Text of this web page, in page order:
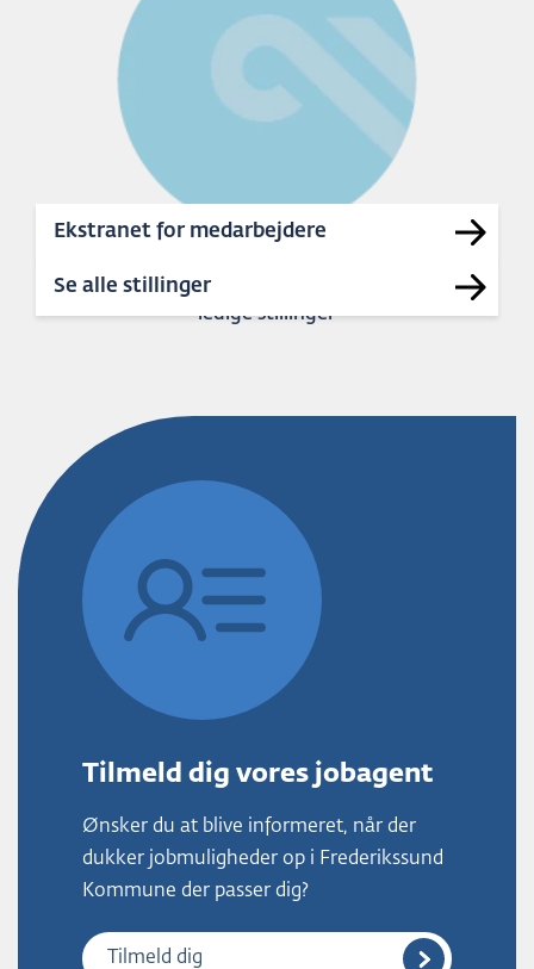
Ekstranet for medarbejdere
41
ledige stillinger
Se alle stillinger
Tilmeld dig vores jobagent
Ønsker du at blive informeret, når der
dukker jobmuligheder op i Frederikssund
Kommune der passer dig?
Tilmeld dig